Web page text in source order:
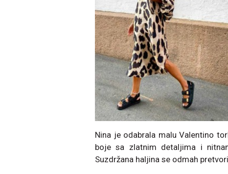
Nina je odabrala malu Valentino
boje sa zlatnim detaljima i
Suzdržana haljina se odmah